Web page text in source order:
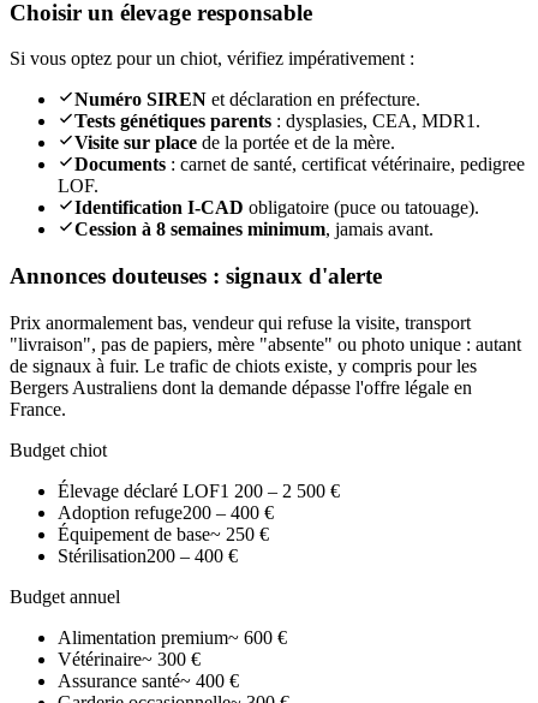
Choisir un élevage responsable
Si vous optez pour un chiot, vérifiez impérativement :
Numéro SIREN et déclaration en préfecture.
Tests génétiques parents : dysplasies, CEA, MDR1.
Visite sur place de la portée et de la mère.
Documents : carnet de santé, certificat vétérinaire, pedigree
LOF.
Identification I-CAD obligatoire (puce ou tatouage).
Cession à 8 semaines minimum, jamais avant.
Annonces douteuses : signaux d'alerte
Prix anormalement bas, vendeur qui refuse la visite, transport
"livraison", pas de papiers, mère "absente" ou photo unique : autant
de signaux à fuir. Le trafic de chiots existe, y compris pour les
Bergers Australiens dont la demande dépasse l'offre légale en
France.
Budget chiot
Élevage déclaré LOF1 200 – 2 500 €
Adoption refuge200 – 400 €
Équipement de base~ 250 €
Stérilisation200 – 400 €
Budget annuel
Alimentation premium~ 600 €
Vétérinaire~ 300 €
Assurance santé~ 400 €